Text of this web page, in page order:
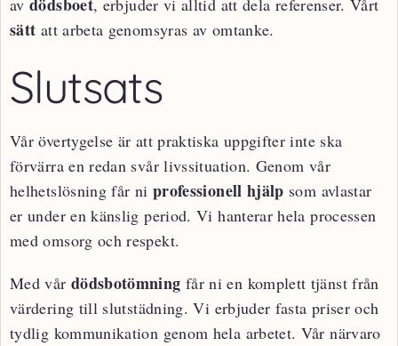
avdödsboet, erbjuder vi alltid att dela referenser. Vårt
sätt att arbeta genomsyras av omtanke.
Slutsats
Vår övertygelse är att praktiska uppgifter inte ska
förvärra en redan svår livssituation. Genom vår
helhetslösning får ni professionell hjälp som avlastar
er under en känslig period. Vi hanterar hela processen
med omsorg och respekt.
Med vår dödsbotömning får ni en komplett tjänst från
värdering till slutstädning. Vi erbjuder fasta priser och
tydlig kommunikation genom hela arbetet. Vår närvaro